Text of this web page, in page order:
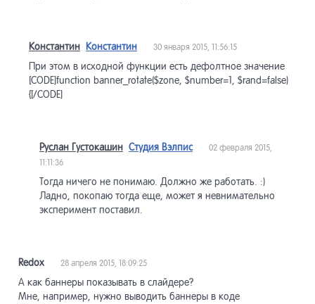
Константин Константин 30 января 2015, 11:56:15
При этом в исходной функции есть дефолтное значение
[CODE]function banner_rotate($zone, $number=1, $rand=false)
{[/CODE]
Руслан Густокашин Студия Вэлпис
02 февраля 2015,
11:11:36
Тогда ничего не понимаю. Должно же работать. :)
Ладно, покопаю тогда еще, может я невнимательно
эксперимент поставил.
Redox 28 апреля 2015, 18:09:25
А как баннеры показывать в слайдере?
Мне, например, нужно выводить баннеры в коде